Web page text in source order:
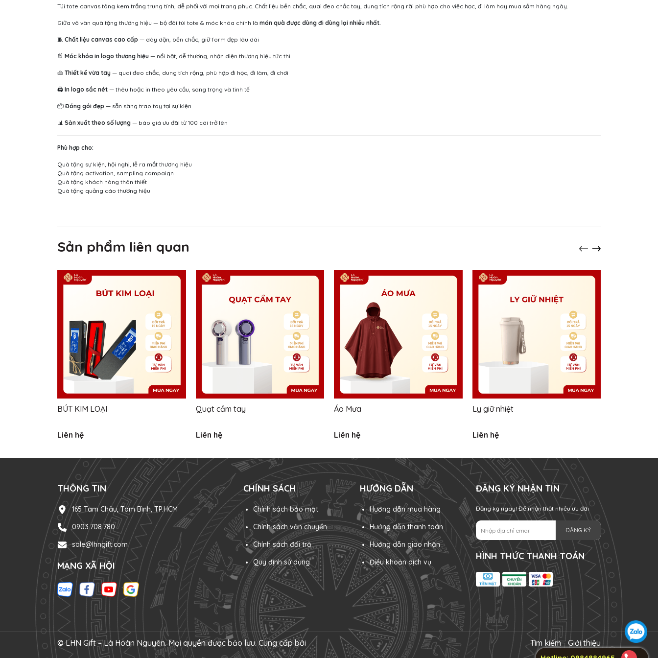
Túi tote canvas tông kem trắng trung tính, dễ phối với mọi trang phục. Chất liệu bền chắc, quai đeo chắc tay, dung tích rộng rãi phù hợp cho việc học, đi làm hay mua sắm hàng ngày.
Giữa vô vàn quà tặng thương hiệu — bộ đôi túi tote & móc khóa chính là món quà được dùng đi dùng lại nhiều nhất.
🧵 Chất liệu canvas cao cấp — dày dặn, bền chắc, giữ form đẹp lâu dài
🐰 Móc khóa in logo thương hiệu — nổi bật, dễ thương, nhận diện thương hiệu tức thì
👜 Thiết kế vừa tay — quai đeo chắc, dung tích rộng, phù hợp đi học, đi làm, đi chơi
🖨️ In logo sắc nét — thêu hoặc in theo yêu cầu, sang trọng và tinh tế
📦 Đóng gói đẹp — sẵn sàng trao tay tại sự kiện
📊 Sản xuất theo số lượng — báo giá ưu đãi từ 100 cái trở lên
Phù hợp cho:
Quà tặng sự kiện, hội nghị, lễ ra mắt thương hiệu
Quà tặng activation, sampling campaign
Quà tặng khách hàng thân thiết
Quà tặng quảng cáo thương hiệu
Sản phẩm liên quan
BÚT KIM LOẠI
Liên hệ
Quạt cầm tay
Liên hệ
Áo Mưa
Liên hệ
Ly giữ nhiệt
Liên hệ
THÔNG TIN
165 Tam Châu, Tam Bình, TP.HCM
0903.708.780
sale@lhngift.com
MẠNG XÃ HỘI
CHÍNH SÁCH
Chính sách bảo mật
Chính sách vận chuyển
Chính sách đổi trả
Quy định sử dụng
HƯỚNG DẪN
Hướng dẫn mua hàng
Hướng dẫn thanh toán
Hướng dẫn giao nhận
Điều khoản dịch vụ
ĐĂNG KÝ NHẬN TIN
Đăng ký ngay! Để nhận thật nhiều ưu đãi
ĐĂNG KÝ
HÌNH THỨC THANH TOÁN
© LHN Gift – Là Hoàn Nguyên. Mọi quyền được bảo lưu. Cung cấp bởi
Tìm kiếm Giới thiệu